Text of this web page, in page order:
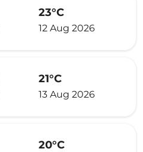
23°C
12 Aug 2026
21°C
13 Aug 2026
20°C